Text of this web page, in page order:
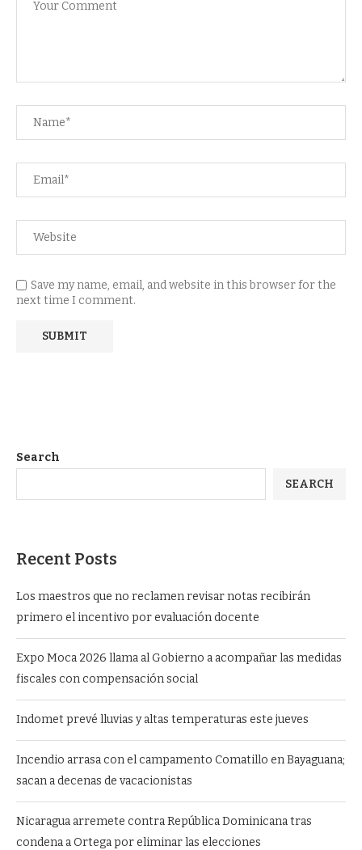
Save my name, email, and website in this browser for the
next time I comment.
Search
SEARCH
Recent Posts
Los maestros que no reclamen revisar notas recibirán
primero el incentivo por evaluación docente
Expo Moca 2026 llama al Gobierno a acompañar las medidas
fiscales con compensación social
Indomet prevé lluvias y altas temperaturas este jueves
Incendio arrasa con el campamento Comatillo en Bayaguana;
sacan a decenas de vacacionistas
Nicaragua arremete contra República Dominicana tras
condena a Ortega por eliminar las elecciones